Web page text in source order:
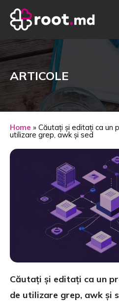
ARTICOLE
Home » Căutați și editați ca un
utilizare grep, awk și sed
Căutați și editați ca un
de utilizare grep, awk și